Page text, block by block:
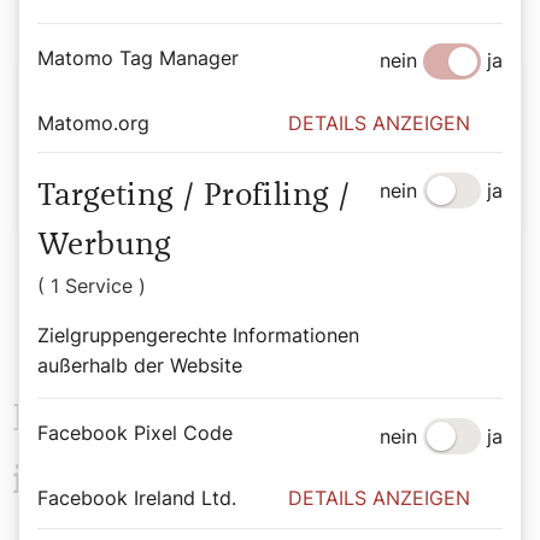
Das könnte Sie auch
interessieren
Matomo Tag Manager nein ja
Matomo.org DETAILS ANZEIGEN
Targeting / Profiling /
Werbung
( 1 Service )
Zielgruppengerechte Informationen
außerhalb der Website
nein ja
Facebook Pixel Code nein ja
Facebook Ireland Ltd. DETAILS ANZEIGEN